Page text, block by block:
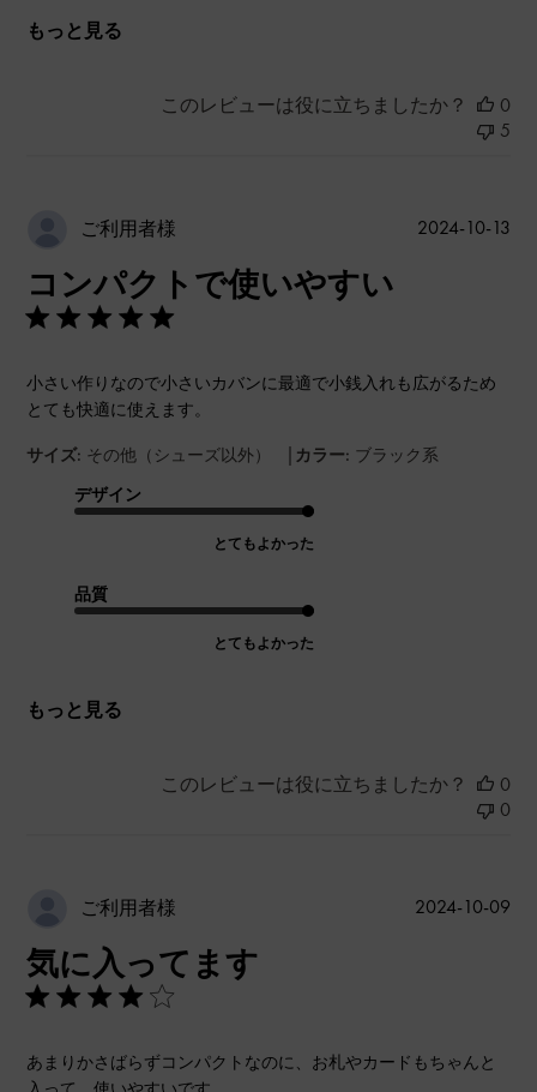
もっと見る
このレビューは役に立ちましたか？
0
5
ご利用者様
コンパクトで使いやすい
小さい作りなので小さいカバンに最適で小銭入れも広がるため
とても快適に使えます。
サイズ: その他（シューズ以外） | カラー: ブラック系
デザイン
とてもよかった
品質
とてもよかった
もっと見る
公
2024-10-13
このレビューは役に立ちましたか？
0
0
ご利用者様
気に入ってます
あまりかさばらずコンパクトなのに、お札やカードもちゃんと
公
2024-10-09